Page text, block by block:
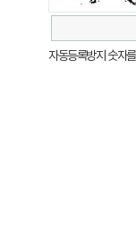
자동등록방지 숫자